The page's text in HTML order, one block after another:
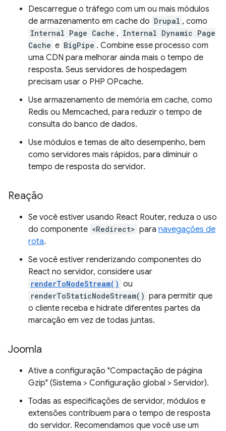
Descarregue o tráfego com um ou mais módulos
de armazenamento em cache do Drupal , como
Internal Page Cache , Internal Dynamic Page
Cache e BigPipe . Combine esse processo com
uma CDN para melhorar ainda mais o tempo de
resposta. Seus servidores de hospedagem
precisam usar o PHP OPcache.
Use armazenamento de memória em cache, como
Redis ou Memcached, para reduzir o tempo de
consulta do banco de dados.
Use módulos e temas de alto desempenho, bem
como servidores mais rápidos, para diminuir o
tempo de resposta do servidor.
Reação
Se você estiver usando React Router, reduza o uso
do componente <Redirect> para navegações de
rota.
Se você estiver renderizando componentes do
React no servidor, considere usar
renderToNodeStream() ou
renderToStaticNodeStream() para permitir que
o cliente receba e hidrate diferentes partes da
marcação em vez de todas juntas.
Joomla
Ative a configuração "Compactação de página
Gzip" (Sistema > Configuração global > Servidor).
Todas as especificações de servidor, módulos e
extensões contribuem para o tempo de resposta
do servidor. Recomendamos que você use um